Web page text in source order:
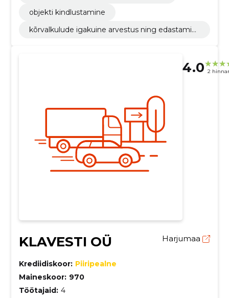
objekti kindlustamine
kõrvalkulude igakuine arvestus ning edastamin
4.0 2
KLAVESTI OÜ Harjumaa
Krediidiskoor: Piiripealne
Maineskoor: 970
Töötajaid: 4